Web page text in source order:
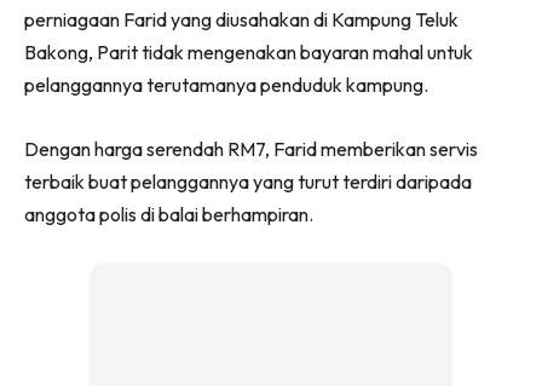
perniagaan Farid yang diusahakan di Kampung Teluk
Bakong, Parit tidak mengenakan bayaran mahal untuk
pelanggannya terutamanya penduduk kampung.
Dengan harga serendah RM7, Farid memberikan servis
terbaik buat pelanggannya yang turut terdiri daripada
anggota polis di balai berhampiran.